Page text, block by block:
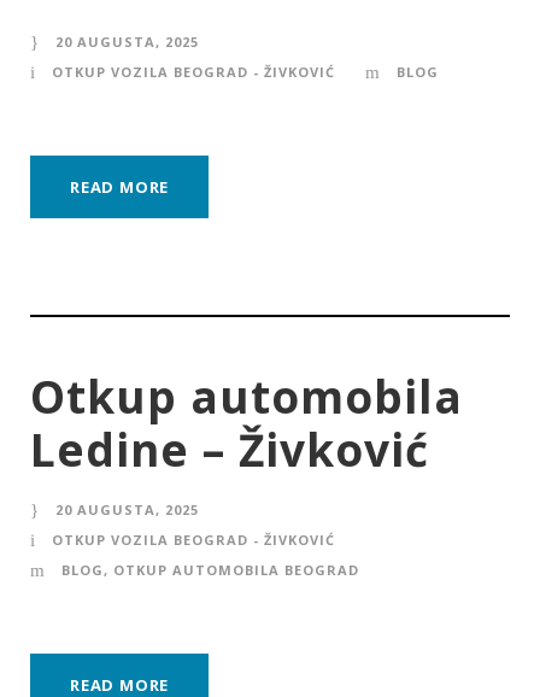
20 AUGUSTA, 2025
OTKUP VOZILA BEOGRAD - ŽIVKOVIĆ
BLOG
READ MORE
Otkup automobila
Ledine – Živković
20 AUGUSTA, 2025
OTKUP VOZILA BEOGRAD - ŽIVKOVIĆ
BLOG , OTKUP AUTOMOBILA BEOGRAD
READ MORE